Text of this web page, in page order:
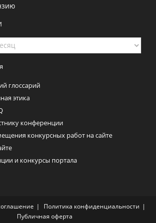
глоссарий
этика
конференции
конкурсных работ на сайте
и конкурсы портала
Политика конфиденциальности
Публичная оферта